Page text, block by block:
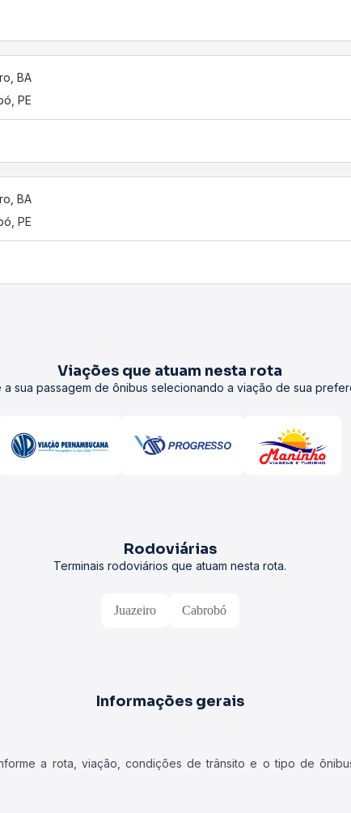
BA
PE
BA
PE
Viações que atuam nesta rota
a sua passagem de ônibus selecionando a viação de sua
Rodoviárias
Terminais rodoviários que atuam nesta rota.
Juazeiro Cabrobó
Informações gerais
a rota, viação, condições de trânsito e o tipo de